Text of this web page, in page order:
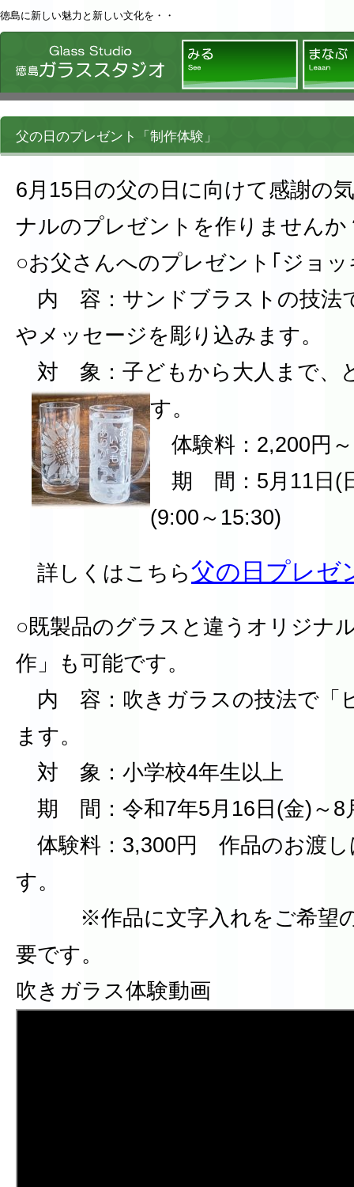
徳島に新しい魅力と新しい文化を・・
徳島ガラススタジオ
みる
父の日のプレゼント「制作体験」
6月15日の父の日に向けて感謝の
ナルのプレゼントを作りませんか
○お父さんへのプレゼント｢ジョッ
内 容：サンドブラストの技法
やメッセージを彫り込みます。
対 象：子どもから大人まで、
す。
体験料：2,200円～
期 間：5月11日(
(9:00～15:30)
詳しくはこちら父の日プレゼ
○既製品のグラスと違うオリジナ
作」も可能です。
内 容：吹きガラスの技法で「
ます。
対 象：小学校4年生以上
期 間：令和7年5月16日(金)～8
体験料：3,300円 作品のお渡し
す。
※作品に文字入れをご希望の
要です。
吹きガラス体験動画